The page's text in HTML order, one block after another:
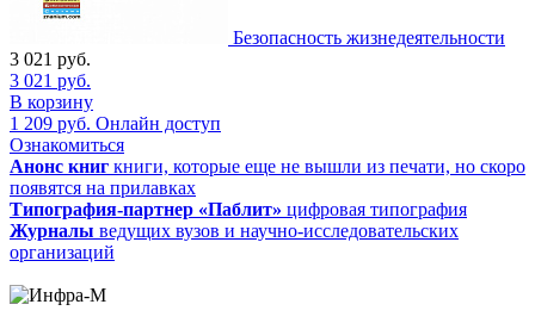
Безопасность жизнедеятельности
3 021 руб.
3 021 руб.
В корзину
1 209 руб. Онлайн доступ
Ознакомиться
Анонс книг книги, которые еще не вышли из печати, но скоро
появятся на прилавках
Типография-партнер «Паблит» цифровая типография
Журналы ведущих вузов и научно-исследовательских
организаций